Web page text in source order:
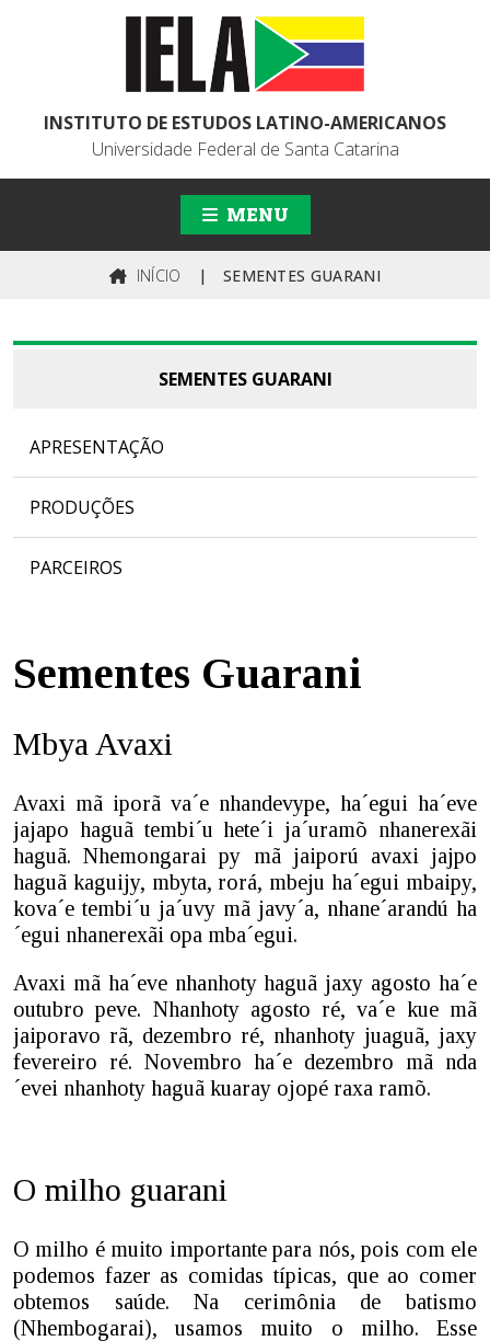
INSTITUTO DE ESTUDOS LATINO-AMERICANOS
Universidade Federal de Santa Catarina
MENU
INÍCIO | SEMENTES GUARANI
SEMENTES GUARANI
APRESENTAÇÃO
PRODUÇÕES
PARCEIROS
Sementes Guarani
Mbya Avaxi
Avaxi mã iporã va´e nhandevype, ha´egui ha´eve
jajapo haguã tembi´u hete´i ja´uramõ nhanerexãi
haguã. Nhemongarai py mã jaiporú avaxi jajpo
haguã kaguijy, mbyta, rorá, mbeju ha´egui mbaipy,
kova´e tembi´u ja´uvy mã javy´a, nhane´arandú ha
´egui nhanerexãi opa mba´egui.
Avaxi mã ha´eve nhanhoty haguã jaxy agosto ha´e
outubro peve. Nhanhoty agosto ré, va´e kue mã
jaiporavo rã, dezembro ré, nhanhoty juaguã, jaxy
fevereiro ré. Novembro ha´e dezembro mã nda
´evei nhanhoty haguã kuaray ojopé raxa ramõ.
O milho guarani
O milho é muito importante para nós, pois com ele
podemos fazer as comidas típicas, que ao comer
obtemos saúde. Na cerimônia de batismo
(Nhembogarai), usamos muito o milho. Esse